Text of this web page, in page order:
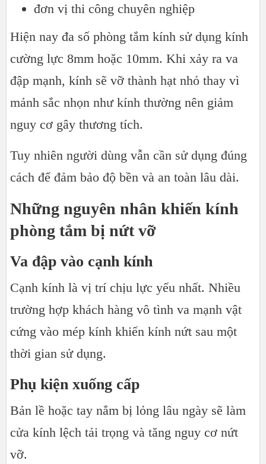
đơn vị thi công chuyên nghiệp
Hiện nay đa số phòng tắm kính sử dụng kính
cường lực 8mm hoặc 10mm. Khi xảy ra va
đập mạnh, kính sẽ vỡ thành hạt nhỏ thay vì
mảnh sắc nhọn như kính thường nên giảm
nguy cơ gây thương tích.
Tuy nhiên người dùng vẫn cần sử dụng đúng
cách để đảm bảo độ bền và an toàn lâu dài.
Những nguyên nhân khiến kính
phòng tắm bị nứt vỡ
Va đập vào cạnh kính
Cạnh kính là vị trí chịu lực yếu nhất. Nhiều
trường hợp khách hàng vô tình va mạnh vật
cứng vào mép kính khiến kính nứt sau một
thời gian sử dụng.
Phụ kiện xuống cấp
Bản lề hoặc tay nắm bị lỏng lâu ngày sẽ làm
cửa kính lệch tải trọng và tăng nguy cơ nứt
vỡ.